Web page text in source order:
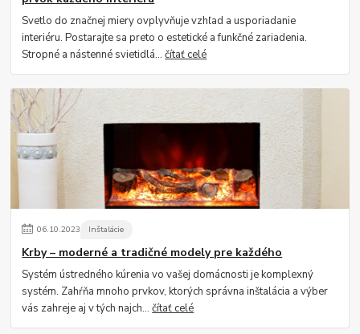
Svetlo do značnej miery ovplyvňuje vzhľad a usporiadanie
interiéru. Postarajte sa preto o estetické a funkčné zariadenia.
Stropné a nástenné svietidlá...čítať celé
06.10.2023 Inštalácie
Krby – moderné a tradičné modely pre každého
Systém ústredného kúrenia vo vašej domácnosti je komplexný
systém. Zahŕňa mnoho prvkov, ktorých správna inštalácia a výber
vás zahreje aj v tých najch...čítať celé